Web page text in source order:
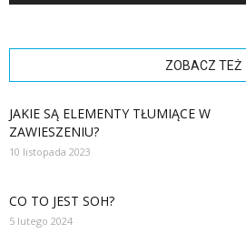
ZOBACZ TEŻ
JAKIE SĄ ELEMENTY TŁUMIĄCE W
ZAWIESZENIU?
10 listopada 2023
CO TO JEST SOH?
5 lutego 2024